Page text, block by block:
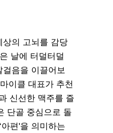
상의 고뇌를 감당
날에 터덜터덜
음을 이끌어보
이클 대표가 추천
신선한 맥주를 즐
단골 중심으로 돌
편'을 의미하는